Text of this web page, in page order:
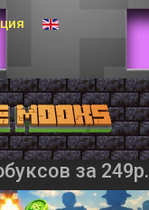
Выберите язык
за 249р.